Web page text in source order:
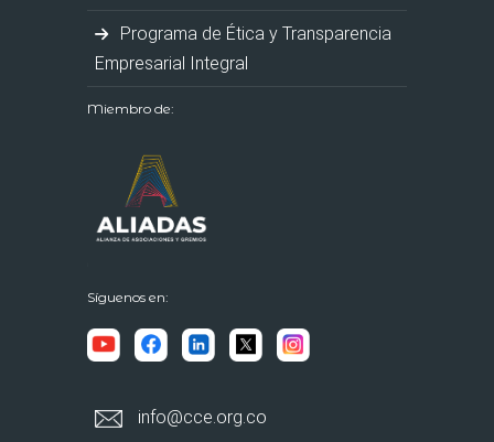
Programa de Ética y Transparencia
Empresarial Integral
Miembro de:
Síguenos en:
info@cce.org.co